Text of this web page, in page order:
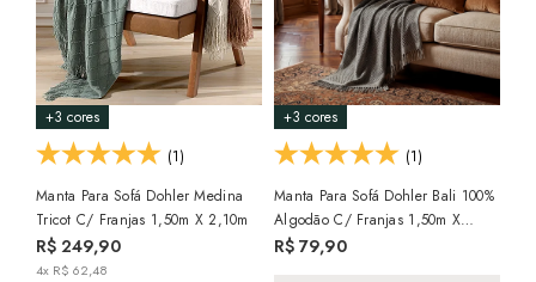
+3 cores
(1)
Manta Para Sofá Dohler Medina
Tricot C/ Franjas 1,50m X 2,10m
R$ 249,90
4x R$ 62,48
+3 cores
(1)
Manta Para Sofá Dohler Bali 100%
Algodão C/ Franjas 1,50m X
1,20m
R$ 79,90